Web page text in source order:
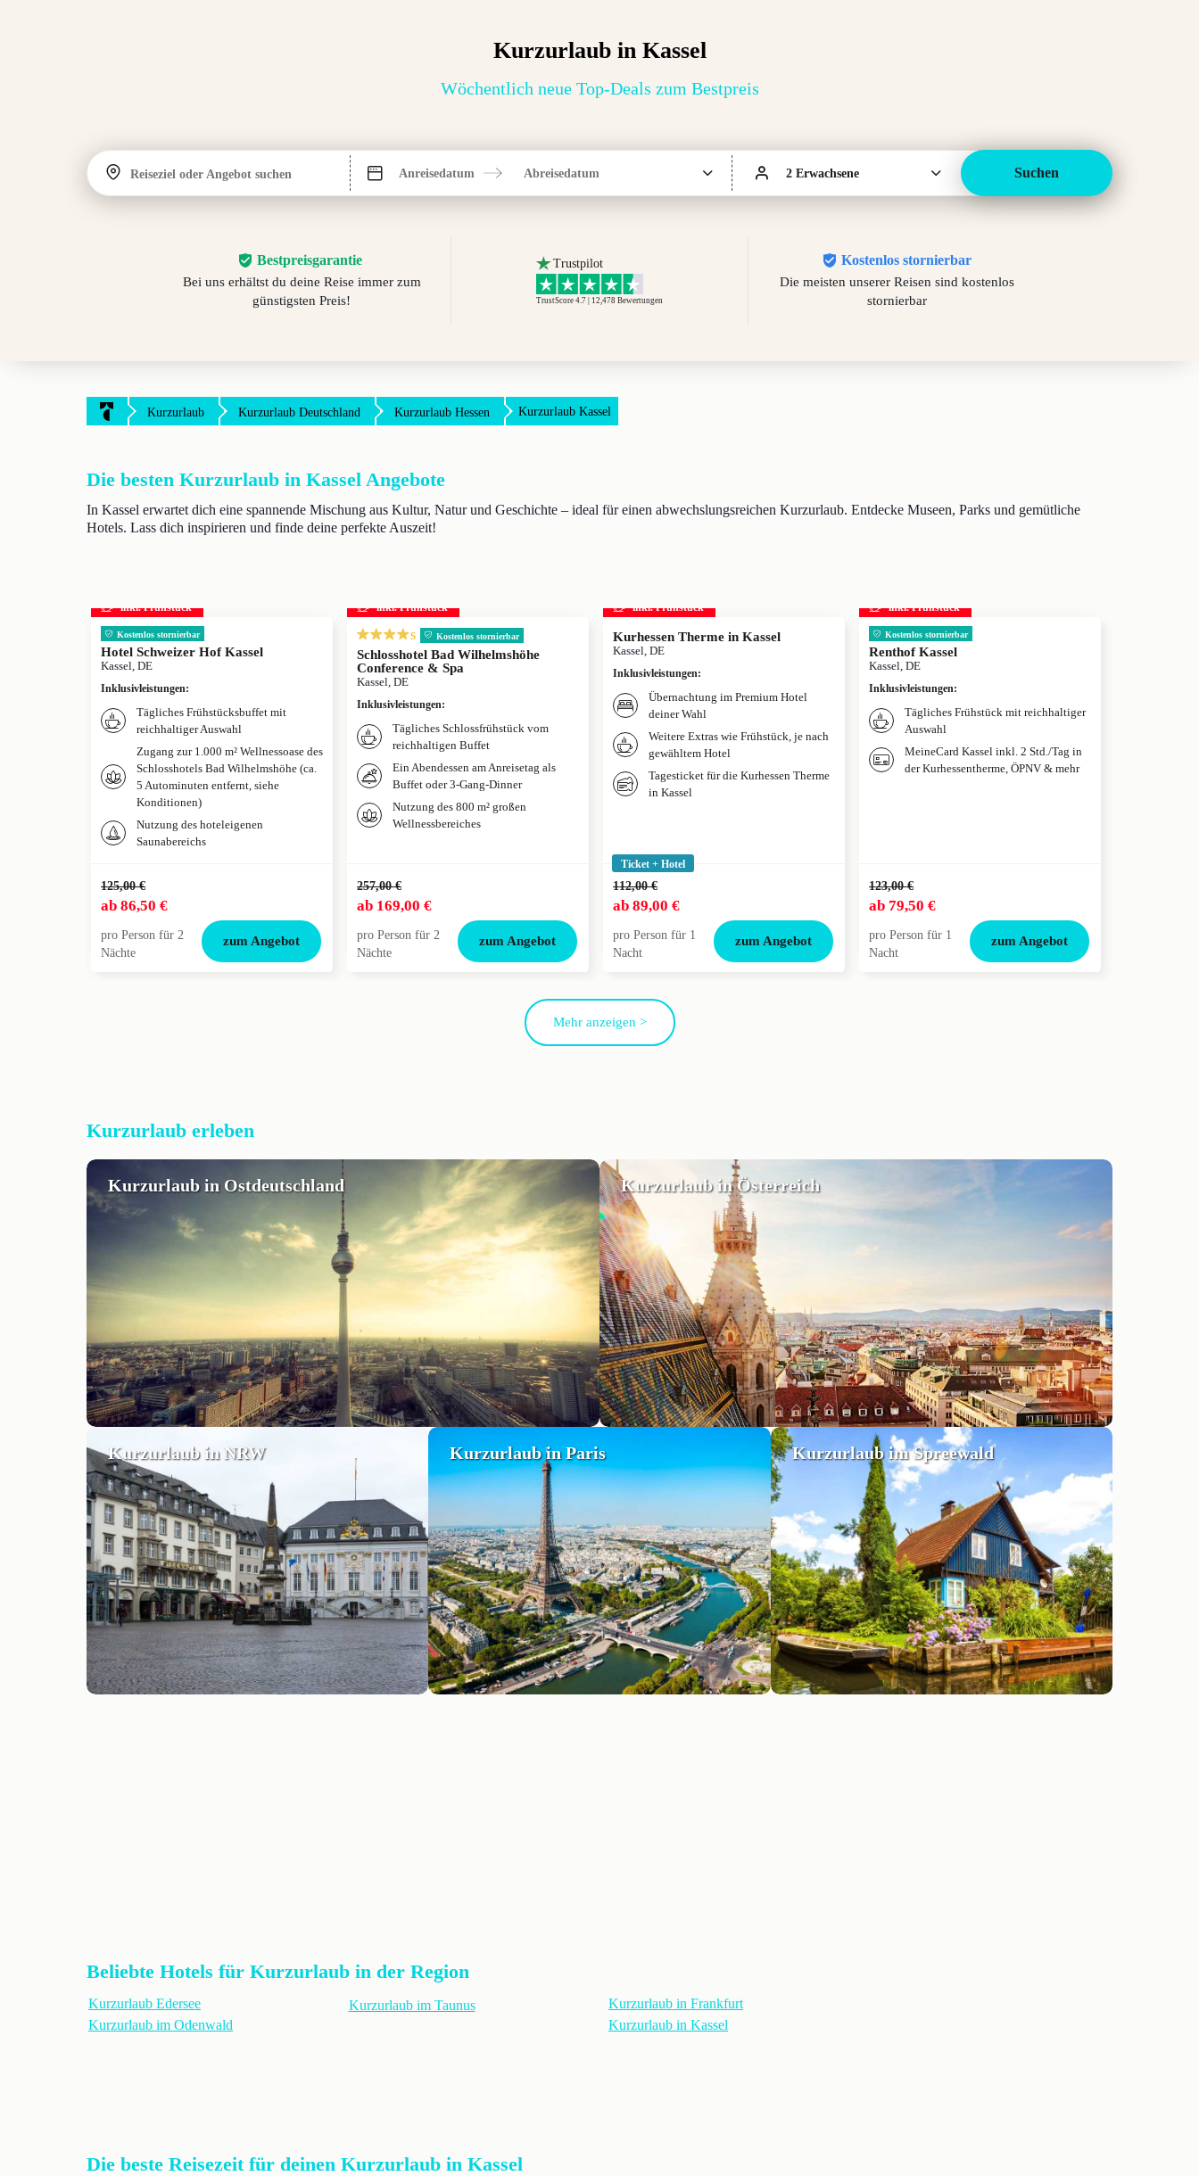
Kurzurlaub in Kassel
Wöchentlich neue Top-Deals zum Bestpreis
Reiseziel oder Angebot suchen Anreisedatum Abreisedatum 2 Erwachsene Suchen
Bestpreisgarantie
Bei uns erhältst du deine Reise immer zum
günstigsten Preis!
Trustpilot
TrustScore 4.7 | 12,478 Bewertungen
Kostenlos stornierbar
Die meisten unserer Reisen sind kostenlos
stornierbar
Kurzurlaub Kurzurlaub Deutschland Kurzurlaub Hessen Kurzurlaub Kassel
Die besten Kurzurlaub in Kassel Angebote
In Kassel erwartet dich eine spannende Mischung aus Kultur, Natur und Geschichte – ideal für einen abwechslungsreichen Kurzurlaub. Entdecke Museen, Parks und gemütliche
Hotels. Lass dich inspirieren und finde deine perfekte Auszeit!
inkl. Frühstück
Kostenlos stornierbar
Hotel Schweizer Hof Kassel
Kassel, DE
Inklusivleistungen:
Tägliches Frühstücksbuffet mit
reichhaltiger Auswahl
Zugang zur 1.000 m² Wellnessoase des
Schlosshotels Bad Wilhelmshöhe (ca.
5 Autominuten entfernt, siehe
Konditionen)
Nutzung des hoteleigenen
Saunabereichs
125,00 €
ab 86,50 €
pro Person für 2
Nächte
zum Angebot
inkl. Frühstück
s Kostenlos stornierbar
Schlosshotel Bad Wilhelmshöhe
Conference & Spa
Kassel, DE
Inklusivleistungen:
Tägliches Schlossfrühstück vom
reichhaltigen Buffet
Ein Abendessen am Anreisetag als
Buffet oder 3-Gang-Dinner
Nutzung des 800 m² großen
Wellnessbereiches
257,00 €
ab 169,00 €
pro Person für 2
Nächte
zum Angebot
inkl. Frühstück
Kurhessen Therme in Kassel
Kassel, DE
Inklusivleistungen:
Übernachtung im Premium Hotel
deiner Wahl
Weitere Extras wie Frühstück, je nach
gewähltem Hotel
Tagesticket für die Kurhessen Therme
in Kassel
Ticket + Hotel
112,00 €
ab 89,00 €
pro Person für 1
Nacht
zum Angebot
inkl. Frühstück
Kostenlos stornierbar
Renthof Kassel
Kassel, DE
Inklusivleistungen:
Tägliches Frühstück mit reichhaltiger
Auswahl
MeineCard Kassel inkl. 2 Std./Tag in
der Kurhessentherme, ÖPNV & mehr
123,00 €
ab 79,50 €
pro Person für 1
Nacht
zum Angebot
Mehr anzeigen >
Kurzurlaub erleben
Kurzurlaub in Ostdeutschland Kurzurlaub in Österreich
Kurzurlaub in NRW Kurzurlaub in Paris Kurzurlaub im Spreewald
Beliebte Hotels für Kurzurlaub in der Region
Kurzurlaub Edersee
Kurzurlaub im Odenwald
Kurzurlaub im Taunus
Kurzurlaub in Frankfurt
Kurzurlaub in Kassel
Die beste Reisezeit für deinen Kurzurlaub in Kassel